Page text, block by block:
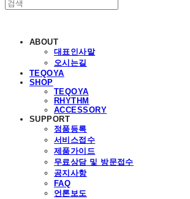
ABOUT
대표인사말
오시는길
TEQOYA
SHOP
TEQOYA
RHYTHM
ACCESSORY
SUPPORT
정품등록
서비스접수
제품가이드
무료상담 및 방문접수
공지사항
FAQ
언론보도